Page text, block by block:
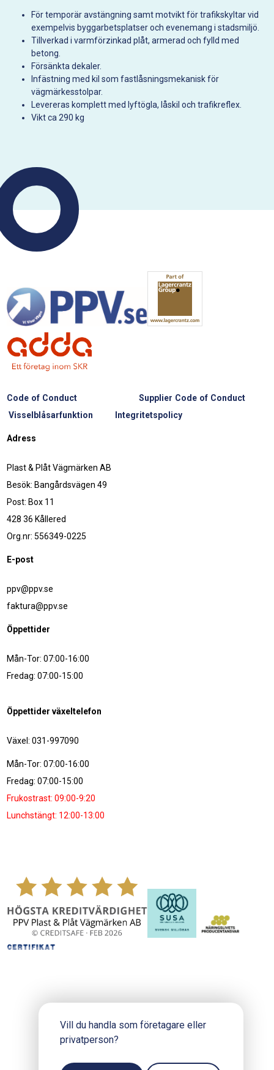
För temporär avstängning samt motvikt för trafikskyltar vid
exempelvis byggarbetsplatser och evenemang i stadsmiljö.
Tillverkad i varmförzinkad plåt, armerad och fylld med
betong.
Försänkta dekaler.
Infästning med kil som fastlåsningsmekanisk för
vägmärkesstolpar.
Levereras komplett med lyftögla, låskil och trafikreflex.
Vikt ca 290 kg
Code of Conduct
Supplier Code of Conduct
Visselblåsarfunktion
Integritetspolicy
Adress
Plast & Plåt Vägmärken AB
Besök: Bangårdsvägen 49
Post: Box 11
428 36 Kållered
Org.nr: 556349-0225
E-post
ppv@ppv.se
faktura@ppv.se
Öppettider
Mån-Tor: 07:00-16:00
Fredag: 07:00-15:00
Öppettider växeltelefon
Växel: 031-997090
Mån-Tor: 07:00-16:00
Fredag: 07:00-15:00
Frukostrast: 09:00-9:20
Lunchstängt: 12:00-13:00
Produktion och design: Webbpartner
Vill du handla som företagare eller
privatperson?